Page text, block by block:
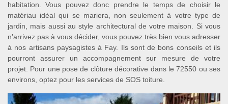
habitation. Vous pouvez donc prendre le temps de choisir le
matériau idéal qui se mariera, non seulement à votre type de
jardin, mais aussi au style architectural de votre maison. Si vous
n’arrivez pas à vous décider, vous pouvez très bien vous adresser
à nos artisans paysagistes à Fay. Ils sont de bons conseils et ils
pourront assurer un accompagnement sur mesure de votre
projet. Pour une pose de clôture décorative dans le 72550 ou ses
environs, optez pour les services de SOS toiture.